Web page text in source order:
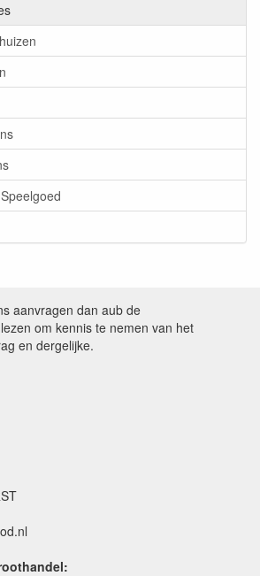
aanvragen dan aub de
om kennis te nemen van het
en dergelijke.